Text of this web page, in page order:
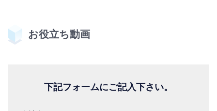
お役立ち動画
下記フォームにご記入下さい。